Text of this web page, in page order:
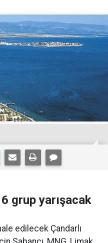
grup yarışacak
edilecek Çandarlı